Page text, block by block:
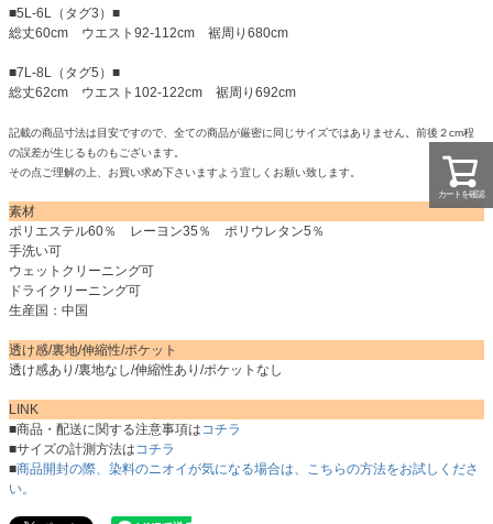
■5L-6L（タグ3）■
総丈60cm ウエスト92-112cm 裾周り680cm
■7L-8L（タグ5）■
総丈62cm ウエスト102-122cm 裾周り692cm
記載の商品寸法は目安ですので、全ての商品が厳密に同じサイズではありません。前後２cm程
の誤差が生じるものもございます。
その点ご理解の上、お買い求め下さいますよう宜しくお願い致します。
素材
ポリエステル60％ レーヨン35％ ポリウレタン5％
手洗い可
ウェットクリーニング可
ドライクリーニング可
生産国：中国
透け感/裏地/伸縮性/ポケット
透け感あり/裏地なし/伸縮性あり/ポケットなし
LINK
■商品・配送に関する注意事項はコチラ
■サイズの計測方法はコチラ
■商品開封の際、染料のニオイが気になる場合は、こちらの方法をお試しくださ
い。
カートを確認